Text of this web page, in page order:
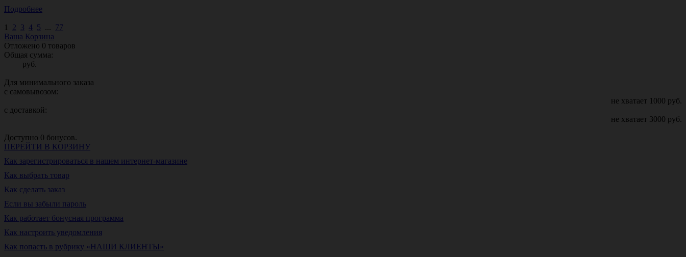
Подробнее
1 2 3 4 5 ... 77
Ваша Корзина
Отложено 0 товаров
Общая сумма:
руб.
Для минимального заказа
с самовывозом:
не хватает 1000 руб.
с доставкой:
не хватает 3000 руб.
Доступно 0 бонусов.
ПЕРЕЙТИ В КОРЗИНУ
Как зарегистрироваться в нашем интернет-магазине
Как выбрать товар
Как сделать заказ
Если вы забыли пароль
Как работает бонусная программа
Как настроить уведомления
Как попасть в рубрику «НАШИ КЛИЕНТЫ»